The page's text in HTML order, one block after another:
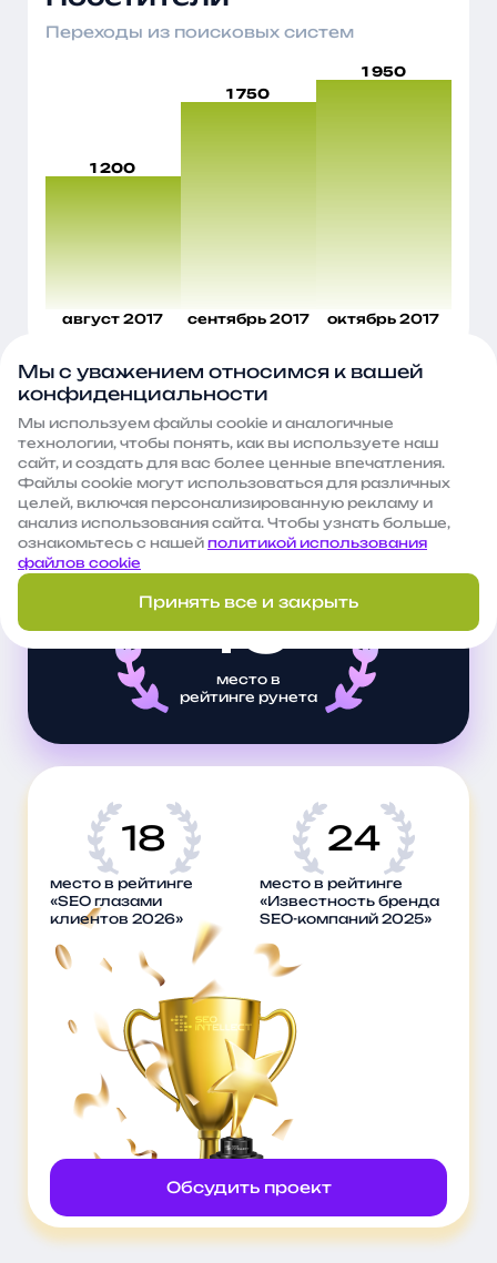
Переходы из поисковых систем
1 200
август 2017
1 750
сентябрь 2017
1 950
октябрь 2017
Мы в цифрах
SEO Интеллект – это команда экспертов в
продвижении и интернет-маркетинге, за плечами
которой сотни реализованных проектов и тысячи
часов практики. За цифрами – реальные результаты:
рост трафика, увеличение заявок и развитие
бизнеса клиентов в самых разных нишах
16
место в
рейтинге рунета
18
место в рейтинге
«SEO глазами
клиентов 2026»
24
место в рейтинге
«Известность бренда
SEO-компаний 2025»
Обсудить проект
Мы с уважением относимся к вашей
конфиденциальности
Мы используем файлы сооkie и аналогичные
технологии, чтобы понять, как вы используете наш
сайт, и создать для вас более ценные впечатления.
Файлы сооkie могут использоваться для различных
целей, включая персонализированную рекламу и
анализ использования сайта. Чтобы узнать больше,
ознакомьтесь с нашей политикой использования
файлов cookie
Принять все и закрыть